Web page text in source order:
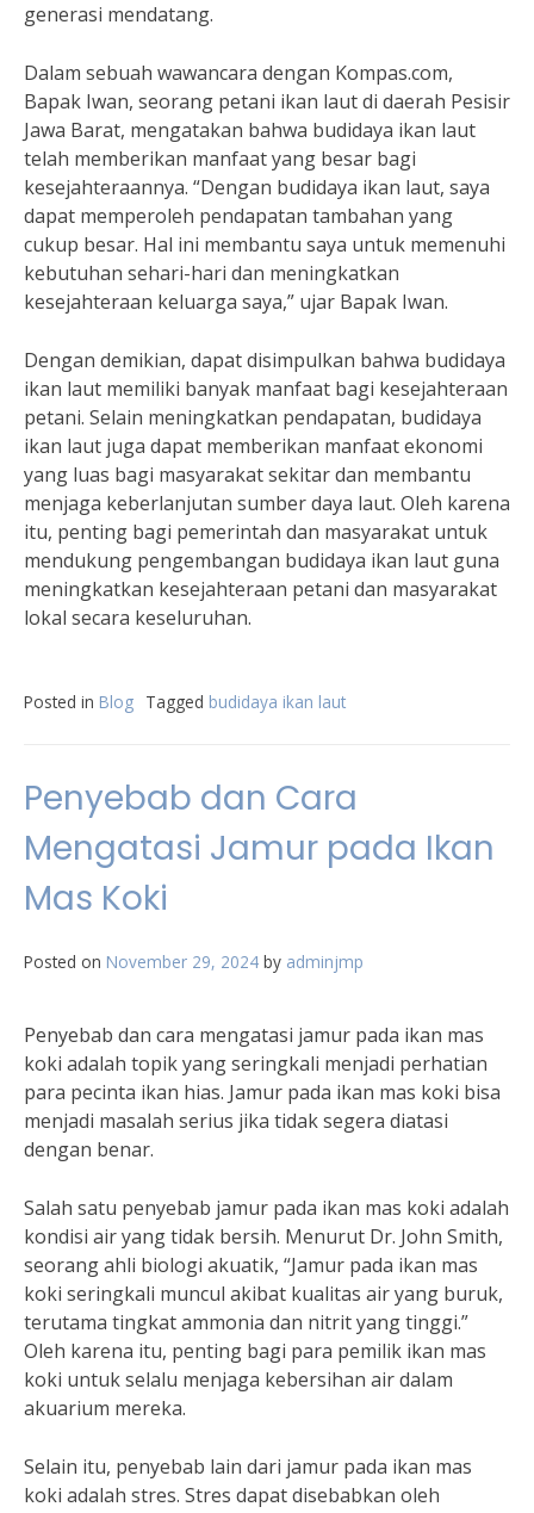
generasi mendatang.
Dalam sebuah wawancara dengan Kompas.com,
Bapak Iwan, seorang petani ikan laut di daerah Pesisir
Jawa Barat, mengatakan bahwa budidaya ikan laut
telah memberikan manfaat yang besar bagi
kesejahteraannya. “Dengan budidaya ikan laut, saya
dapat memperoleh pendapatan tambahan yang
cukup besar. Hal ini membantu saya untuk memenuhi
kebutuhan sehari-hari dan meningkatkan
kesejahteraan keluarga saya,” ujar Bapak Iwan.
Dengan demikian, dapat disimpulkan bahwa budidaya
ikan laut memiliki banyak manfaat bagi kesejahteraan
petani. Selain meningkatkan pendapatan, budidaya
ikan laut juga dapat memberikan manfaat ekonomi
yang luas bagi masyarakat sekitar dan membantu
menjaga keberlanjutan sumber daya laut. Oleh karena
itu, penting bagi pemerintah dan masyarakat untuk
mendukung pengembangan budidaya ikan laut guna
meningkatkan kesejahteraan petani dan masyarakat
lokal secara keseluruhan.
Posted in Blog Tagged budidaya ikan laut
Penyebab dan Cara
Mengatasi Jamur pada Ikan
Mas Koki
Posted on November 29, 2024 by adminjmp
Penyebab dan cara mengatasi jamur pada ikan mas
koki adalah topik yang seringkali menjadi perhatian
para pecinta ikan hias. Jamur pada ikan mas koki bisa
menjadi masalah serius jika tidak segera diatasi
dengan benar.
Salah satu penyebab jamur pada ikan mas koki adalah
kondisi air yang tidak bersih. Menurut Dr. John Smith,
seorang ahli biologi akuatik, “Jamur pada ikan mas
koki seringkali muncul akibat kualitas air yang buruk,
terutama tingkat ammonia dan nitrit yang tinggi.”
Oleh karena itu, penting bagi para pemilik ikan mas
koki untuk selalu menjaga kebersihan air dalam
akuarium mereka.
Selain itu, penyebab lain dari jamur pada ikan mas
koki adalah stres. Stres dapat disebabkan oleh